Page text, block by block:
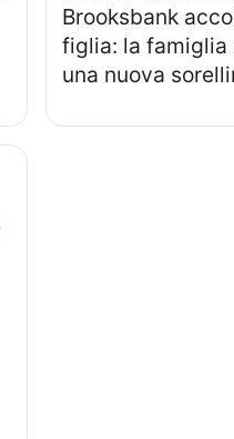
Brooksbank
figlia: la famiglia
una nuova